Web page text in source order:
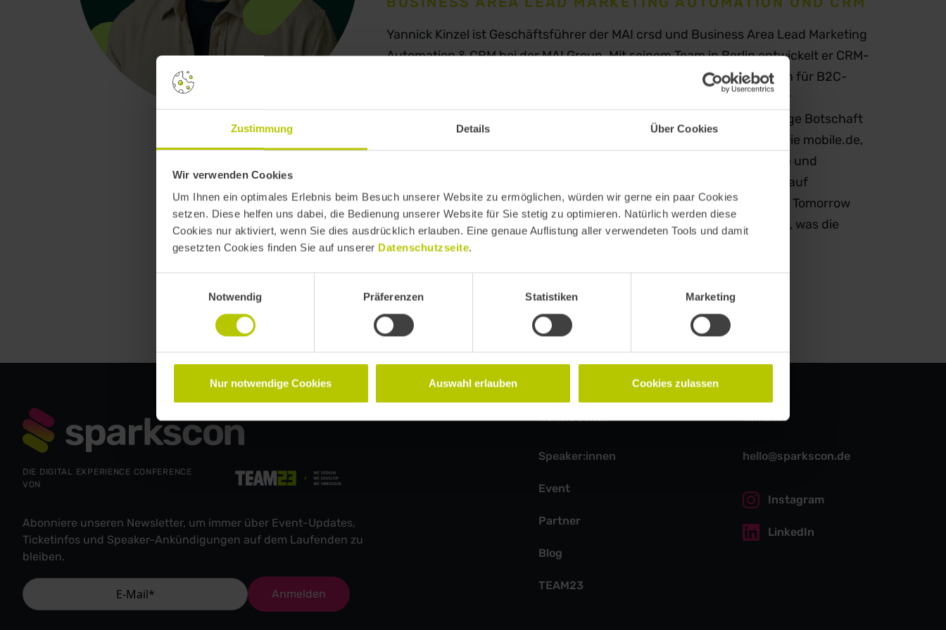
Zustimmung Details Über Cookies
Wir verwenden Cookies
Um Ihnen ein optimales Erlebnis beim Besuch unserer Website zu ermöglichen, würden wir gerne ein paar Cookies
setzen. Diese helfen uns dabei, die Bedienung unserer Website für Sie stetig zu optimieren. Natürlich werden diese
Cookies nur aktiviert, wenn Sie dies ausdrücklich erlauben. Eine genaue Auflistung aller verwendeten Tools und damit
gesetzten Cookies finden Sie auf unserer Datenschutzseite.
Notwendig
Präferenzen Statistiken Marketing
Nur notwendige Cookies Auswahl erlauben Cookies zulassen
Yannick Kinzel ist Geschäftsführer der MAI crsd und Business Area Lead Marketing
Automation & CRM bei der MAI Group. Mit seinem Team in Berlin entwickelt er CRM-
Strategien, E-Mail-Marketing und kanalübergreifende Kommunikation für B2C-
und B2B-Unternehmen weiter. Sein Fokus liegt auf datengetriebener
Performance und echtem Userverständnis: dem Menschen die richtige Botschaft
zur richtigen Zeit auf dem richtigen Kanal liefern. Mit Unternehmen wie mobile.de,
Ottobock und Kleinanzeigen entwickelt sein Team Lifecycle-Konzepte und
kanalübergreifende Customer Journeys. Yannick spricht regelmäßig auf
Branchenformaten wie dem Inside CRM Meetup Berlin und der Digital Tomorrow
Köln über das, was im CRM-Alltag wirklich Wirkung zeigt und über das, was die
meisten Teams übersehen.
DIE DIGITAL EXPERIENCE CONFERENCE
VON
Abonniere unseren Newsletter, um immer über Event-Updates,
Ticketinfos und Speaker-Ankündigungen auf dem Laufenden zu
bleiben.
Anmelden
Weitere Seiten
Speaker:innen
Event
Partner
Blog
TEAM23
Kontakt
hello@sparkscon.de
Instagram
LinkedIn